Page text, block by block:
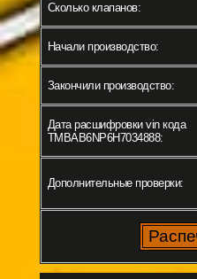
Сколько клапанов:
Начали производство:
Закончили производство:
Дата расшифровки vin кода
TMBAB6NP6H7034888:
Дополнительные проверки: